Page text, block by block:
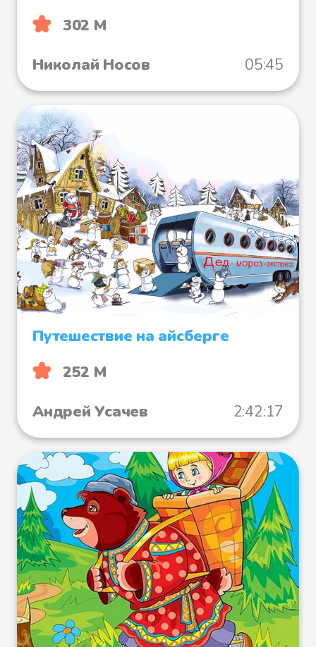
302 М
Николай Носов
05:45
Путешествие на айсберге
252 М
Андрей Усачев
2:42:17